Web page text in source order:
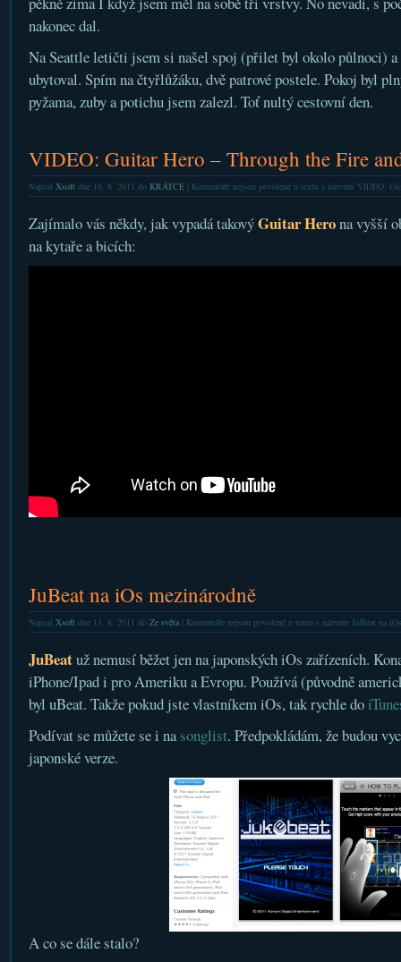
nakonec dal.
Na Seattle letičti jsem si našel spoj (přilet byl okolo půlnoci) a
ubytoval. Spím na čtyřlůžáku, dvě patrové postele. Pokoj byl
pyžama, zuby a potichu jsem zalezl. Toť nultý cestovní den.
VIDEO: Guitar Hero – Through the Fire
Napsal Xsoftdne 16. 8. 2011 do KRÁTCE| Komentáře nejsou povolenéu textu s názvem VIDEO:
Zajímalo vás někdy, jak vypadá takovýGuitar Herona vyšší
na kytaře a bicích:
JuBeat na iOs mezinárodně
Napsal Xsoftdne 11. 8. 2011 do Ze světa| Komentáře nejsou povolenéu textu s názvem JuBeat na
JuBeatuž nemusí běžet jen na japonských iOs zařízeních.
iPhone/Ipad i pro Ameriku a Evropu. Používá (původně
byl uBeat. Takže pokud jste vlastníkem iOs, tak rychle do
Podívat se můžete se i nasonglist. Předpokládám, že budou
japonské verze.
A co se dále stalo?